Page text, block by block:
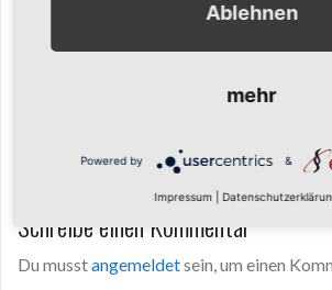
Beitragsnavigation
Hinweis für TV-
Schreibe einen Kommentar
Du musstangemeldetsein, um einen
Ablehnen
mehr
Powered by &
Impressum